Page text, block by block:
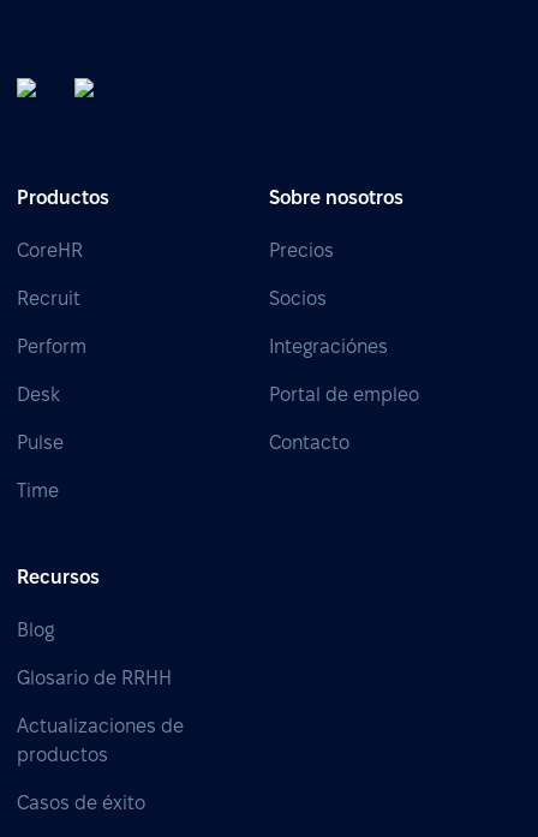
Productos
CoreHR
Recruit
Perform
Desk
Pulse
Time
Sobre nosotros
Precios
Socios
Integraciónes
Portal de empleo
Contacto
Recursos
Blog
Glosario de RRHH
Actualizaciones de
productos
Casos de éxito